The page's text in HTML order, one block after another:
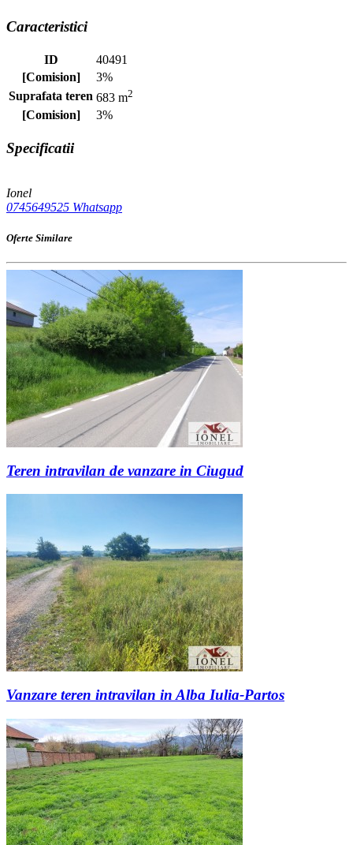
Caracteristici
ID
40491
[Comision]
3%
Suprafata teren 683 m2
[Comision] 3%
Specificatii
Ionel
0745649525 Whatsapp
Oferte Similare
Teren intravilan de vanzare in Ciugud
Vanzare teren intravilan in Alba Iulia-Partos